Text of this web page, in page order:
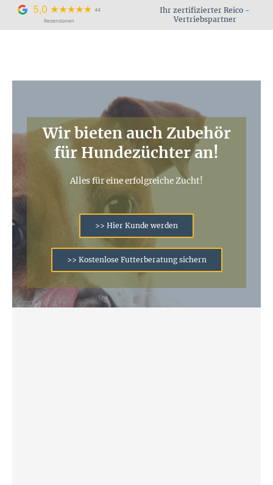
springen
5,0
44
Rezensionen
Ihr zertifizierter Reico -
Vertriebspartner
Wir bieten auch Zubehör
für Hundezüchter an!
Alles für eine erfolgreiche Zucht!
>> Hier Kunde werden
>> Kostenlose Futterberatung sichern